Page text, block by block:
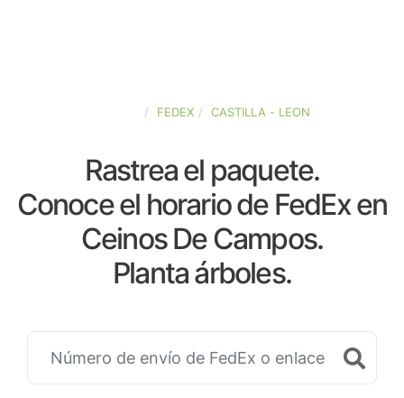
FEDEX CASTILLA - LEON
Rastrea el paquete.
Conoce el horario de FedEx en
Ceinos De Campos.
Planta árboles.